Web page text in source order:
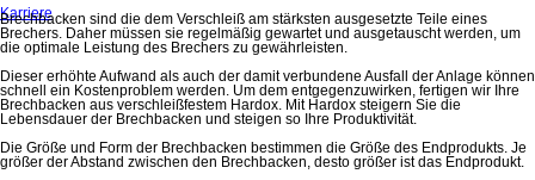
Karriere
Brechbacken sind die dem Verschleiß am stärksten ausgesetzte Teile eines
Brechers. Daher müssen sie regelmäßig gewartet und ausgetauscht werden, um
die optimale Leistung des Brechers zu gewährleisten.
Dieser erhöhte Aufwand als auch der damit verbundene Ausfall der Anlage können
schnell ein Kostenproblem werden. Um dem entgegenzuwirken, fertigen wir Ihre
Brechbacken aus verschleißfestem Hardox. Mit Hardox steigern Sie die
Lebensdauer der Brechbacken und steigen so Ihre Produktivität.
Die Größe und Form der Brechbacken bestimmen die Größe des Endprodukts. Je
größer der Abstand zwischen den Brechbacken, desto größer ist das Endprodukt.